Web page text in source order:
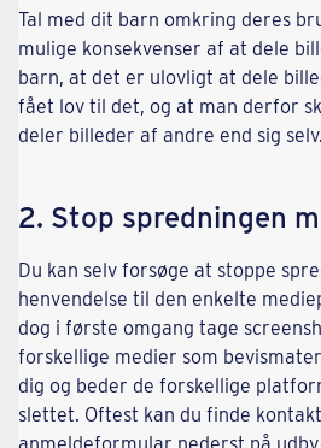
Tal med dit barn omkring deres
mulige konsekvenser af at dele
barn, at det er ulovligt at dele
fået lov til det, og at man derfor
deler billeder af andre end sig selv.
2. Stop spredningen
Du kan selv forsøge at stoppe
henvendelse til den enkelte
dog i første omgang tage
forskellige medier som
dig og beder de forskellige
slettet. Oftest kan du finde